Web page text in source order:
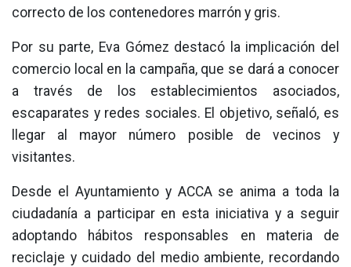
correcto de los contenedores marrón y gris.
Por su parte, Eva Gómez destacó la implicación del
comercio local en la campaña, que se dará a conocer
a través de los establecimientos asociados,
escaparates y redes sociales. El objetivo, señaló, es
llegar al mayor número posible de vecinos y
visitantes.
Desde el Ayuntamiento y ACCA se anima a toda la
ciudadanía a participar en esta iniciativa y a seguir
adoptando hábitos responsables en materia de
reciclaje y cuidado del medio ambiente, recordando